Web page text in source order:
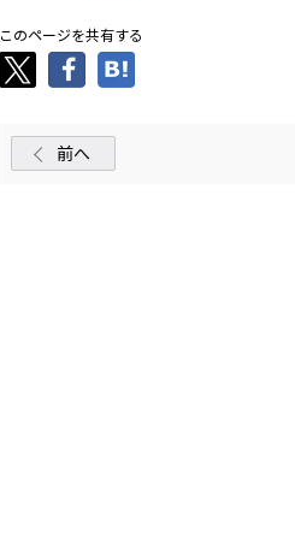
このページを共有する
前へ